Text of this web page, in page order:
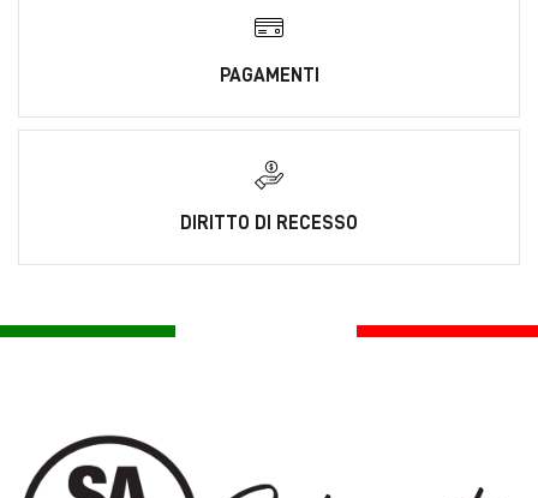
PAGAMENTI
DIRITTO DI RECESSO